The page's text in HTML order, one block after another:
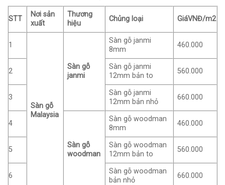
STT
Nơi sản
xuất
Thương
hiệu
Chủng loại GiáVNĐ/m2
1
Sàn gỗ
Malaysia
Sàn gỗ
janmi
Sàn gỗ janmi
8mm
460.000
2
Sàn gỗ janmi
12mm bản to
560.000
3
Sàn gỗ janmi
12mm bản nhỏ
660.000
4
Sàn gỗ
woodman
Sàn gỗ woodman
8mm
460.000
5
Sàn gỗ woodman
12mm bản to
560.000
6
Sàn gỗ woodman
bản nhỏ
660.000